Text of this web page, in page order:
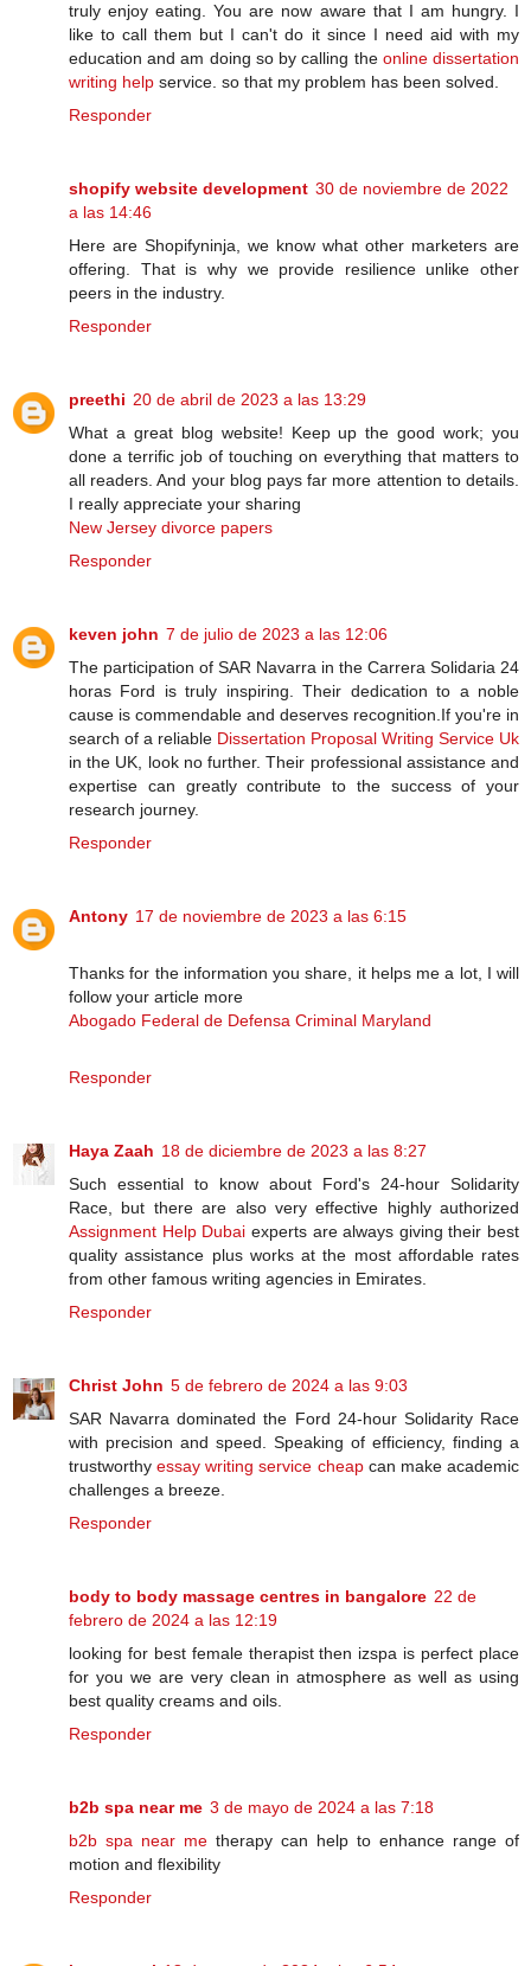
truly enjoy eating. You are now aware that I am hungry. I
like to call them but I can't do it since I need aid with my
education and am doing so by calling the online dissertation
writing help service. so that my problem has been solved.
Responder
shopify website development 30 de noviembre de 2022
a las 14:46
Here are Shopifyninja, we know what other marketers are
offering. That is why we provide resilience unlike other
peers in the industry.
Responder
preethi 20 de abril de 2023 a las 13:29
What a great blog website! Keep up the good work; you
done a terrific job of touching on everything that matters to
all readers. And your blog pays far more attention to details.
I really appreciate your sharing
New Jersey divorce papers
Responder
keven john 7 de julio de 2023 a las 12:06
The participation of SAR Navarra in the Carrera Solidaria 24
horas Ford is truly inspiring. Their dedication to a noble
cause is commendable and deserves recognition.If you're in
search of a reliable Dissertation Proposal Writing Service Uk
in the UK, look no further. Their professional assistance and
expertise can greatly contribute to the success of your
research journey.
Responder
Antony 17 de noviembre de 2023 a las 6:15
Thanks for the information you share, it helps me a lot, I will
follow your article more
Abogado Federal de Defensa Criminal Maryland
Responder
Haya Zaah 18 de diciembre de 2023 a las 8:27
Such essential to know about Ford's 24-hour Solidarity
Race, but there are also very effective highly authorized
Assignment Help Dubai experts are always giving their best
quality assistance plus works at the most affordable rates
from other famous writing agencies in Emirates.
Responder
Christ John 5 de febrero de 2024 a las 9:03
SAR Navarra dominated the Ford 24-hour Solidarity Race
with precision and speed. Speaking of efficiency, finding a
trustworthyessay writing service cheapcan make academic
challenges a breeze.
Responder
body to body massage centres in bangalore 22 de
febrero de 2024 a las 12:19
looking for best female therapist then izspa is perfect place
for you we are very clean in atmosphere as well as using
best quality creams and oils.
Responder
b2b spa near me 3 de mayo de 2024 a las 7:18
b2b spa near me therapy can help to enhance range of
motion and flexibility
Responder